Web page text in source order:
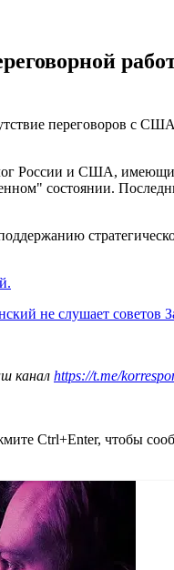
переговоров с
России и США,
состоянии.
не слушает советов
канал https://t.me/
Ctrl+Enter, чтобы